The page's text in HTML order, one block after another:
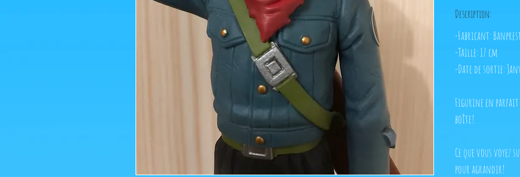
Description:
-Fabricant:
-Taille: 17 cm
-Date de sortie:
Figurine en parfait
boîte!
Ce que vous voyez
pour agrandir!